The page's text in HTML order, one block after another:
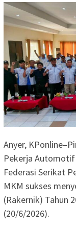
Anyer,
Pekerja Automotif
Federasi Serikat
MKM sukses
(Rakernik) Tahun
(20/6/2026).